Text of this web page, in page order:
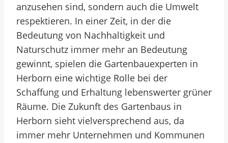
anzusehen sind, sondern auch die Umwelt
respektieren. In einer Zeit, in der die
Bedeutung von Nachhaltigkeit und
Naturschutz immer mehr an Bedeutung
gewinnt, spielen die Gartenbauexperten in
Herborn eine wichtige Rolle bei der
Schaffung und Erhaltung lebenswerter grüner
Räume. Die Zukunft des Gartenbaus in
Herborn sieht vielversprechend aus, da
immer mehr Unternehmen und Kommunen